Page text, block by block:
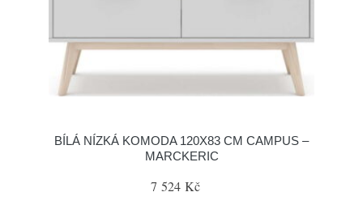
BÍLÁ NÍZKÁ KOMODA 120X83 CM CAMPUS –
MARCKERIC
7 524 Kč